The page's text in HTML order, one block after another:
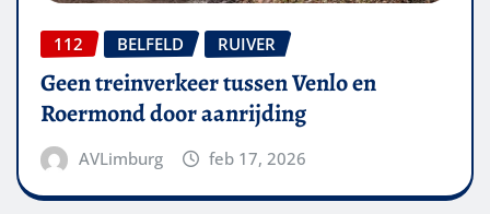
112 BELFELD RUIVER
Geen treinverkeer tussen Venlo en
Roermond door aanrijding
AVLimburg feb 17, 2026